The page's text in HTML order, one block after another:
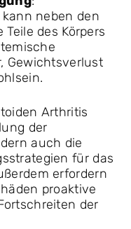
neben den
des Körpers
Gewichtsverlust
Arthritis
der
auch die
für das
erfordern
proaktive
der